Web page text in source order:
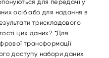
для передачі у
осіб або для надання в
трискладового
цих даних? *Для
трансформації
доступу набори даних